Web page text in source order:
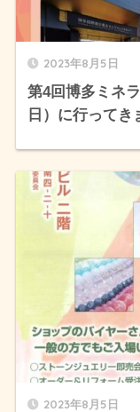
2023年8月5日
第4回博多ミネ
日）に行ってき
2023年8月5日